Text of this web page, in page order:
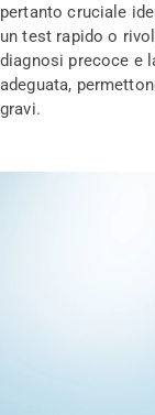
pertanto cruciale
un test rapido o
diagnosi precoce e
adeguata,
gravi.